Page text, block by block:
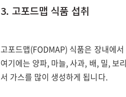
3. 고포드맵 식품 섭취
고포드맵(FODMAP) 식품은 장내에
여기에는 양파, 마늘, 사과, 배, 밀, 보
서 가스를 많이 생성하게 됩니다.